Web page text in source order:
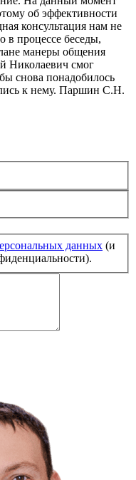
об эффективности
консультация нам не
в процессе беседы,
манеры общения
Николаевич смог
снова понадобилось
к нему. Паршин С.Н.
данных (и